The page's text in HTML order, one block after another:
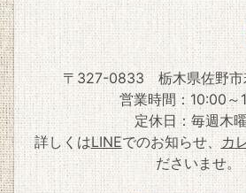
〒327-0833
栃木県佐野
営業時間：10:00～
定休日：毎週木
詳しくはLINEでのお知らせ、カ
ださいませ。